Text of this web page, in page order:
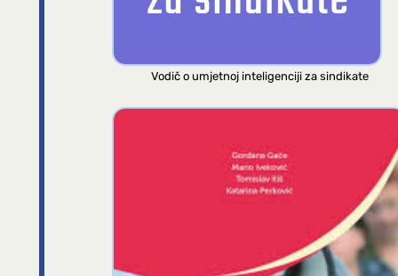
Vodič o umjetnoj inteligenciji za sindikate